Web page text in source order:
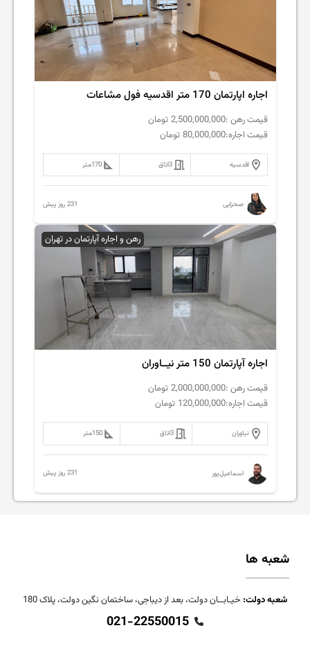
اجاره اپارتمان 170 متر اقدسیه فول مشاعات
قیمت رهن :2,500,000,000 تومان
قیمت اجاره:80,000,000 تومان
اقدسیه 3اتاق 170متر
صحرایی 231 روز پیش
رهن و اجاره آپارتمان در تهران
اجاره آپارتمان 150 متر نیــاوران
قیمت رهن :2,000,000,000 تومان
قیمت اجاره:120,000,000 تومان
نیاوران 3اتاق 150متر
اسماعیل‌پور 231 روز پیش
شعبه ها
شعبه دولت: خیـابــان دولت، بعد از دیباجی، ساختمان نگین دولت، پلاک 180
021-22550015